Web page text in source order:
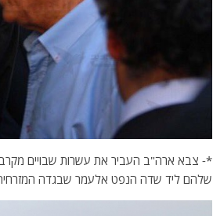
*- צבא ארה"ב העביר את עשרות שבויים מקרב
שלהם ליד שדה הנפט אלעמר שבגדה